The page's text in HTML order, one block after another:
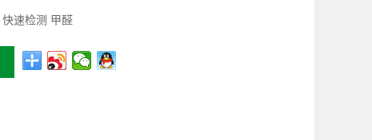
快速检测 甲醛